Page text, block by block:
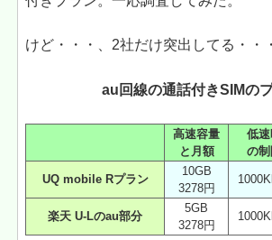
けど・・・、2社だけ突出してる・・・
au回線の通話付きSIMの
高速容量
と月額
低
の
UQ mobile Rプラン
10GB
3278円
楽天 U-Lのau部分
5GB
3278円